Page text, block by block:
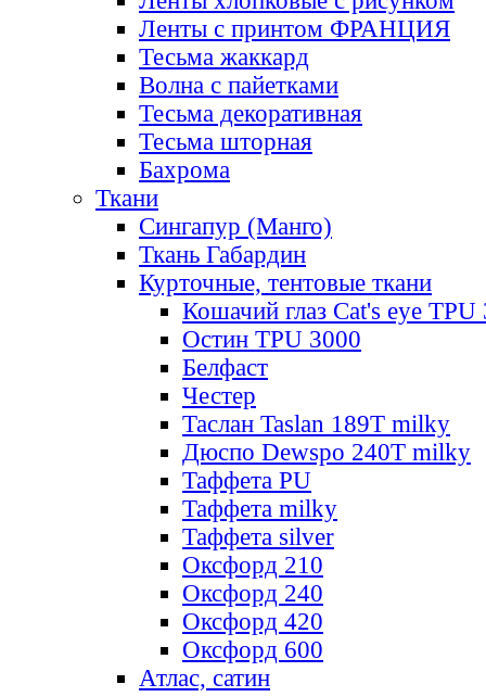
Ленты с принтом ФРАНЦИЯ
Тесьма жаккард
Волна с пайетками
Тесьма декоративная
Тесьма шторная
Бахрома
Ткани
Сингапур (Манго)
Ткань Габардин
Курточные, тентовые ткани
Кошачий глаз Cat's eye TPU
Остин TPU 3000
Белфаст
Честер
Таслан Taslan 189T milky
Дюспо Dewspo 240T milky
Таффета PU
Таффета milky
Таффета silver
Оксфорд 210
Оксфорд 240
Оксфорд 420
Оксфорд 600
Атлас, сатин